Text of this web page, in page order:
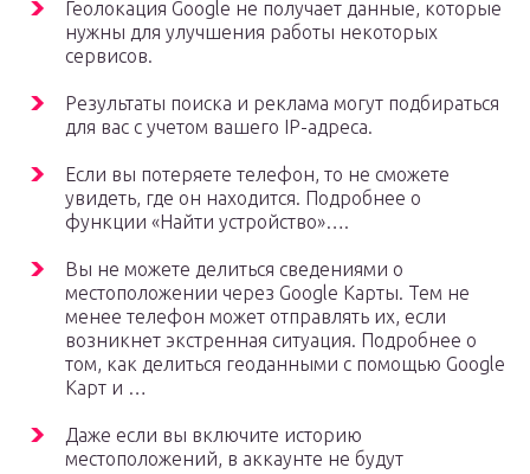
Геолокация Google не получает данные, которые
нужны для улучшения работы некоторых
сервисов.
Результаты поиска и реклама могут подбираться
для вас с учетом вашего IP-адреса.
Если вы потеряете телефон, то не сможете
увидеть, где он находится. Подробнее о
функции «Найти устройство»….
Вы не можете делиться сведениями о
местоположении через Google Карты. Тем не
менее телефон может отправлять их, если
возникнет экстренная ситуация. Подробнее о
том, как делиться геоданными с помощью Google
Карт и …
Даже если вы включите историю
местоположений, в аккаунте не будут